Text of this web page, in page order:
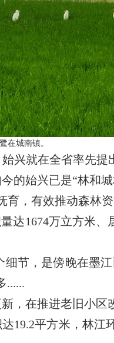
在城南镇。
就在全省率先提
始兴已是“林和城
，有效推动森林
达1674万立方米
，是傍晚在墨江
......
在推进老旧小区
19.2平方米，林